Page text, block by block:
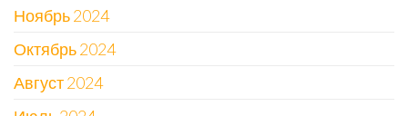
Ноябрь 2024
Октябрь 2024
Август 2024